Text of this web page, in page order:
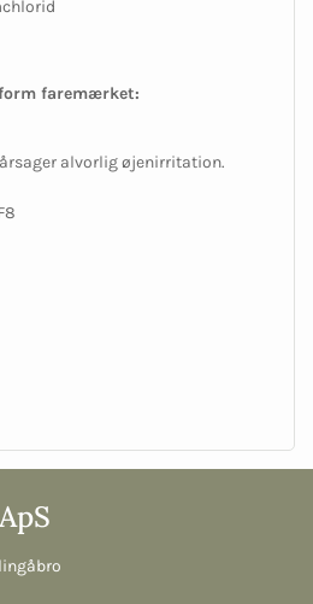
faremærket:
alvorlig øjenirritation.